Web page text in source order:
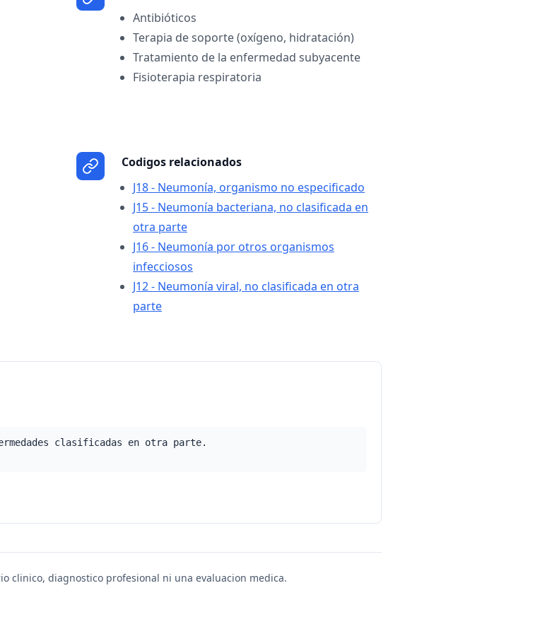
Antibióticos
Terapia de soporte (oxígeno, hidratación)
Tratamiento de la enfermedad subyacente
Fisioterapia respiratoria
Codigos relacionados
J18 - Neumonía, organismo no especificado
J15 - Neumonía bacteriana, no clasificada en
otra parte
J16 - Neumonía por otros organismos
infecciosos
J12 - Neumonía viral, no clasificada en otra
parte
clasificadas en otra parte.
clinico, diagnostico profesional ni una evaluacion medica.